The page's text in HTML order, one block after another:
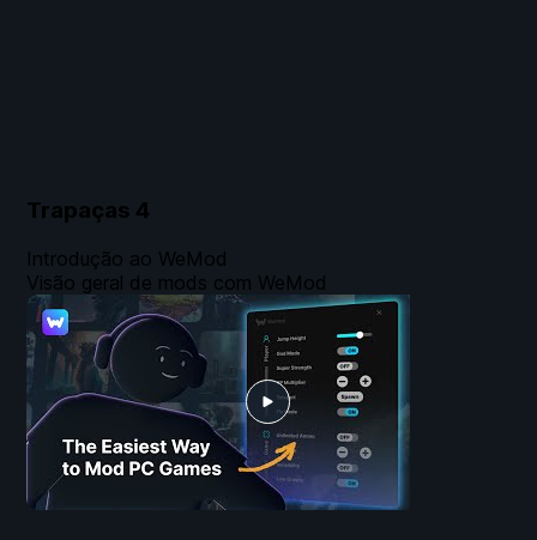
Trapaças 4
Introdução ao WeMod
Visão geral de mods com WeMod